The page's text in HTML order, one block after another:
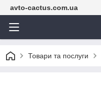
avto-cactus.com.ua
Товари та послуги